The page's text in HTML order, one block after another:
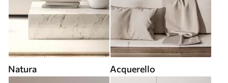
Natura Acquerello